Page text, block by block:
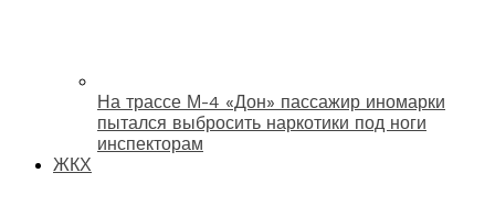
На трассе М-4 «Дон» пассажир иномарки
пытался выбросить наркотики под ноги
инспекторам
ЖКХ